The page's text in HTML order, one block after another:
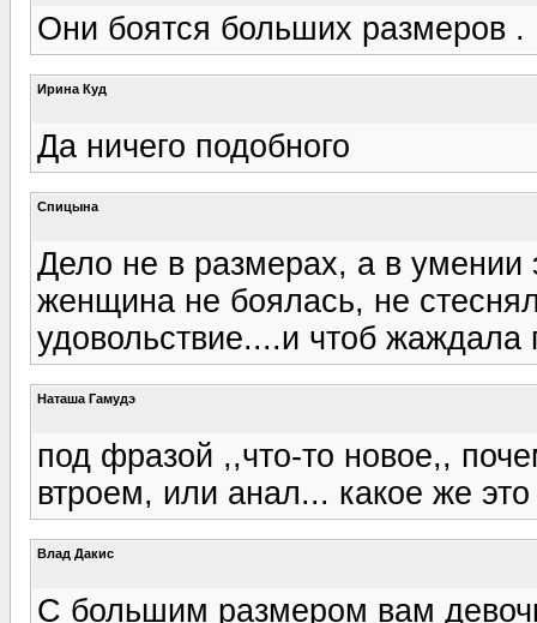
Они боятся больших размеров .
Ирина Куд
Да ничего подобного
Спицына
Дело не в размерах, а в умении
женщина не боялась, не
удовольствие....и чтоб жаждала
Наташа Гамудэ
под фразой ,,что-то новое,,
втроем, или анал... какое же
Влад Дакис
С большим размером вам